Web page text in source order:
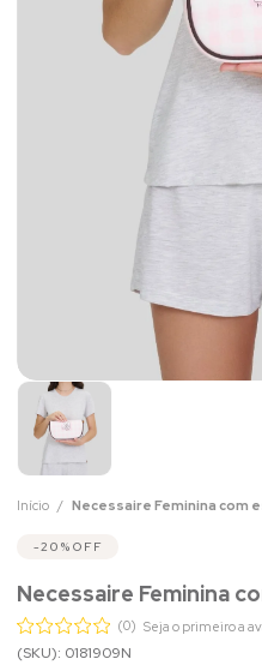
Início Necessaire Feminina com
20% OFF
Necessaire Feminina
(0) Seja o primeiro a
(SKU): 0181909N